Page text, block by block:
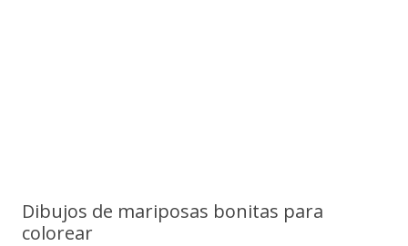
Dibujos de mariposas bonitas para
colorear